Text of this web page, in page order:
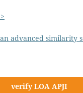
advanced similarity
verify LOA APJI